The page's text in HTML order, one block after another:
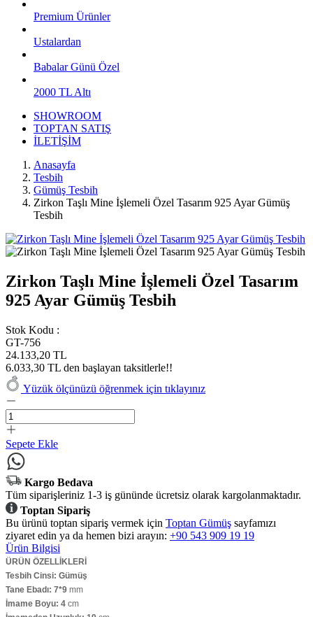
Premium Ürünler
Ustalardan
Babalar Günü Özel
2000 TL Altı
SHOWROOM
TOPTAN SATIŞ
İLETİŞİM
Anasayfa
Tesbih
Gümüş Tesbih
Zirkon Taşlı Mine İşlemeli Özel Tasarım 925 Ayar Gümüş
Tesbih
Zirkon Taşlı Mine İşlemeli Özel Tasarım
925 Ayar Gümüş Tesbih
Stok Kodu :
GT-756
24.133,20 TL
6.033,30 TL den başlayan taksitlerle!!
Yüzük ölçünüzü öğrenmek için tıklayınız
Sepete Ekle
Kargo Bedava
Tüm siparişleriniz 1-3 iş gününde ücretsiz olarak kargolanmaktadır.
Toptan Sipariş
Bu ürünü toptan sipariş vermek için Toptan Gümüş sayfamızı
ziyaret edin ya da hemen bizi arayın: +90 543 909 19 19
Ürün Bilgisi
ÜRÜN ÖZELLİKLERİ
Tesbih Cinsi: Gümüş
Tane Ebadı: 7*9 mm
İmame Boyu: 4 cm